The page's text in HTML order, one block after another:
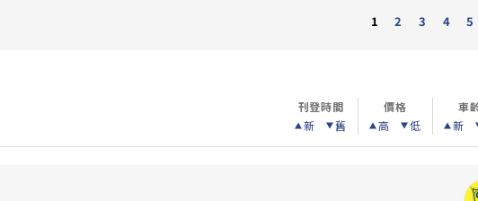
1 2 3 4 5
刊登時間
新
舊
價格
高
低
車
新